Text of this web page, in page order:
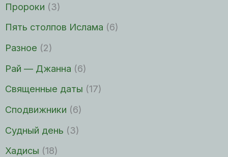
Пророки (3)
Пять столпов Ислама (6)
Разное (2)
Рай — Джанна (6)
Священные даты (17)
Сподвижники (6)
Судный день (3)
Хадисы (18)